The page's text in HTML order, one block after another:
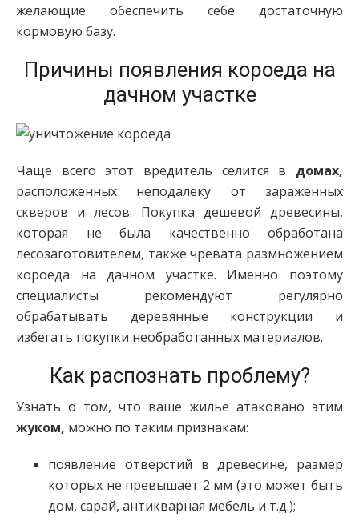
желающие обеспечить себе достаточную
кормовую базу.
Причины появления короеда на
дачном участке
Чаще всего этот вредитель селится в домах,
расположенных неподалеку от зараженных
скверов и лесов. Покупка дешевой древесины,
которая не была качественно обработана
лесозаготовителем, также чревата размножением
короеда на дачном участке. Именно поэтому
специалисты рекомендуют регулярно
обрабатывать деревянные конструкции и
избегать покупки необработанных материалов.
Как распознать проблему?
Узнать о том, что ваше жилье атаковано этим
жуком, можно по таким признакам:
появление отверстий в древесине, размер
которых не превышает 2 мм (это может быть
дом, сарай, антикварная мебель и т.д.);